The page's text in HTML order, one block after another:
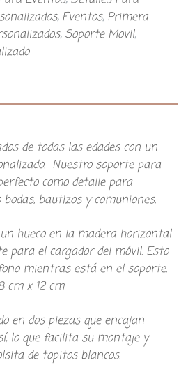
, Eventos, Primera
, Soporte Movil,
de todas las edades con un
Nuestro soporte para
como detalle para
bautizos y comuniones.
hueco en la madera horizontal
para el cargador del móvil. Esto
mientras está en el soporte.
cm x 12 cm
en dos piezas que encajan
lo que facilita su montaje y
de topitos blancos.